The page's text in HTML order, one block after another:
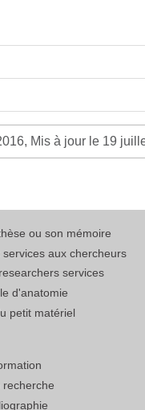
Mis à jour le 19
ou son mémoire
aux chercheurs
services
d'anatomie
petit matériel